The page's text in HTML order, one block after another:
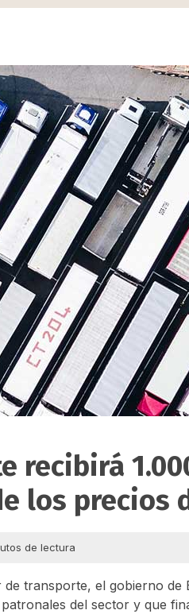
recibirá
los precios
de lectura
transporte, el gobierno
del sector y que